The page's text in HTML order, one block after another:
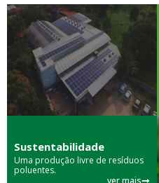
Sustentabilidade
Uma produção livre de resíduos
poluentes.